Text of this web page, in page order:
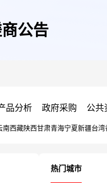
公告
品分析 政府采购 公共
南西藏陕西甘肃青海宁夏新疆台湾
热门城市